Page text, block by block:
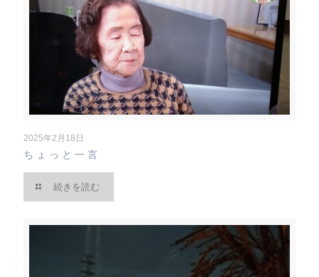
2025年2月18日
ちょっと一言
続きを読む